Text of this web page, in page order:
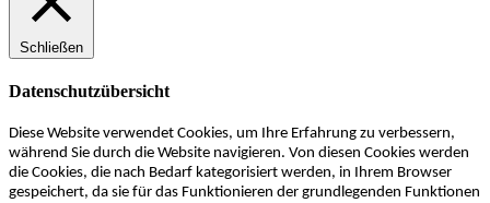
Schließen
Datenschutzübersicht
Diese Website verwendet Cookies, um Ihre Erfahrung zu verbessern,
während Sie durch die Website navigieren. Von diesen Cookies werden
die Cookies, die nach Bedarf kategorisiert werden, in Ihrem Browser
gespeichert, da sie für das Funktionieren der grundlegenden Funktionen